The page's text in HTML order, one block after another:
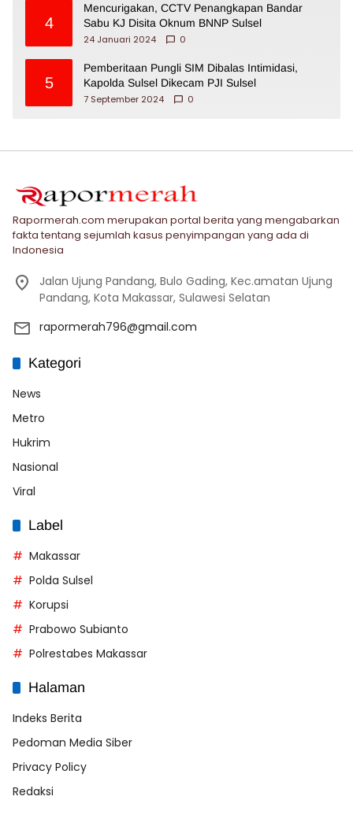
4
Mencurigakan, CCTV Penangkapan Bandar
Sabu KJ Disita Oknum BNNP Sulsel
24 Januari 2024
0
5
Pemberitaan Pungli SIM Dibalas Intimidasi,
Kapolda Sulsel Dikecam PJI Sulsel
7 September 2024
0
Rapormerah.com merupakan portal berita yang mengabarkan
fakta tentang sejumlah kasus penyimpangan yang ada di
Indonesia
Jalan Ujung Pandang, Bulo Gading, Kec.amatan Ujung
Pandang, Kota Makassar, Sulawesi Selatan
rapormerah796@gmail.com
Kategori
News
Metro
Hukrim
Nasional
Viral
Label
Makassar
Polda Sulsel
Korupsi
Prabowo Subianto
Polrestabes Makassar
Halaman
Indeks Berita
Pedoman Media Siber
Privacy Policy
Redaksi